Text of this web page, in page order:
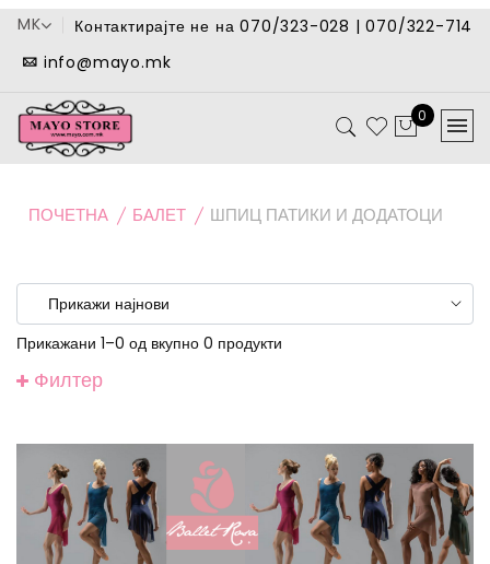
MK
Контактирајте не на 070/323-028 | 070/322-714
info@mayo.mk
0
ПОЧЕТНА БАЛЕТ ШПИЦ ПАТИКИ И ДОДАТОЦИ
Прикажани 1–0 од вкупно 0 продукти
Филтер